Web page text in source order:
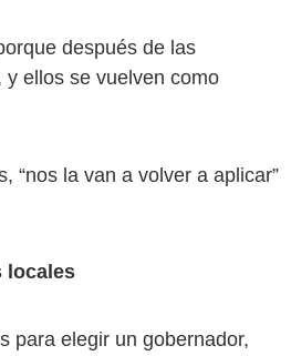
después de las
ellos se vuelven como
“nos la van a volver a aplicar”
locales
para elegir un gobernador,